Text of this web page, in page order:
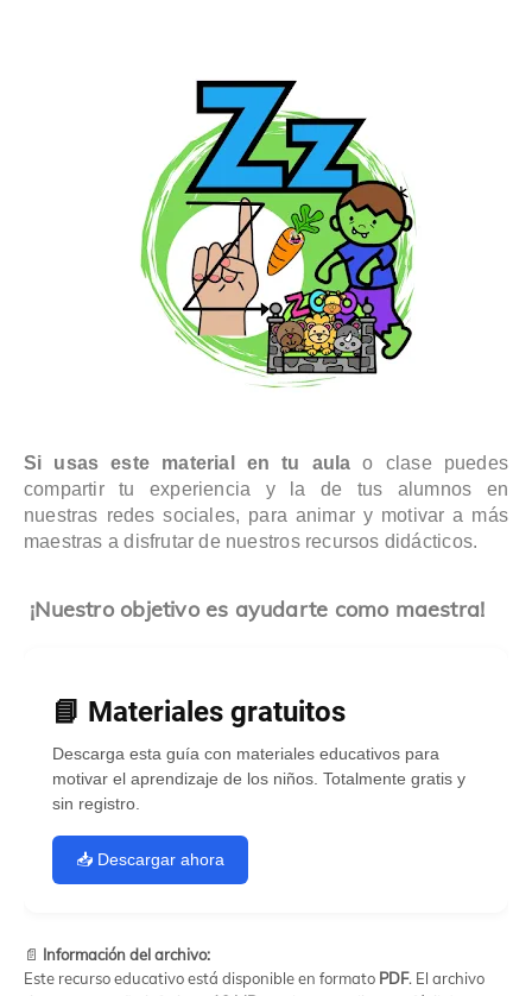
Si usas este material en tu aula o clase puedes
compartir tu experiencia y la de tus alumnos en
nuestras redes sociales, para animar y motivar a más
maestras a disfrutar de nuestros recursos didácticos.
¡Nuestro objetivo es ayudarte como maestra!
📘 Materiales gratuitos
Descarga esta guía con materiales educativos para
motivar el aprendizaje de los niños. Totalmente gratis y
sin registro.
📥 Descargar ahora
📄 Información del archivo:
Este recurso educativo está disponible en formato PDF. El archivo